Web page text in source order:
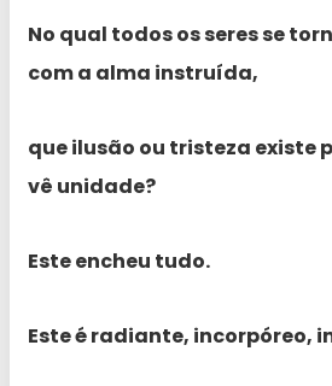
No qual todos os seres se
com a alma instruída,
que ilusão ou tristeza existe
vê unidade?
Este encheu tudo.
Este é radiante, incorpóreo,